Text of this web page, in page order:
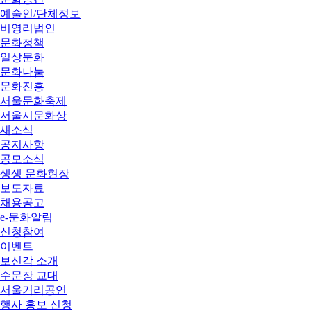
예술인/단체정보
비영리법인
문화정책
일상문화
문화나눔
문화진흥
서울문화축제
서울시문화상
새소식
공지사항
공모소식
생생 문화현장
보도자료
채용공고
e-문화알림
신청참여
이벤트
보신각 소개
수문장 교대
서울거리공연
행사 홍보 신청